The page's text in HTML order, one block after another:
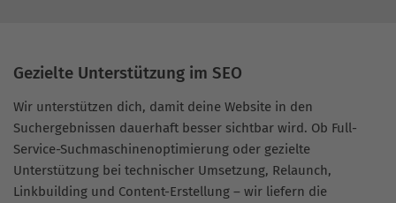
Gezielte Unterstützung im SEO
Wir unterstützen dich, damit deine Website in den
Suchergebnissen dauerhaft besser sichtbar wird. Ob Full-
Service-Suchmaschinenoptimierung oder gezielte
Unterstützung bei technischer Umsetzung, Relaunch,
Linkbuilding und Content-Erstellung – wir liefern die